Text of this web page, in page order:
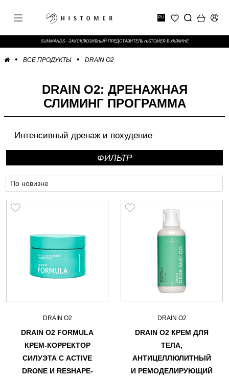
RU
SUMMANDS - ЭККСКЛЮЗИВНЫЙ ПРЕДСТАВИТЕЛЬ HISTOMER В УКРАИНЕ
ВСЕ ПРОДУКТЫ DRAIN O2
DRAIN O2: ДРЕНАЖНАЯ
СЛИМИНГ ПРОГРАММА
Интенсивный дренаж и похудение
ФИЛЬТР
DRAIN O2
DRAIN O2 FORMULA
КРЕМ-КОРРЕКТОР
СИЛУЭТА С ACTIVE
DRONE И RESHAPE-
DRAIN O2
DRAIN O2 КРЕМ ДЛЯ
ТЕЛА,
АНТИЦЕЛЛЮЛИТНЫЙ
И РЕМОДЕЛИРУЮЩИЙ